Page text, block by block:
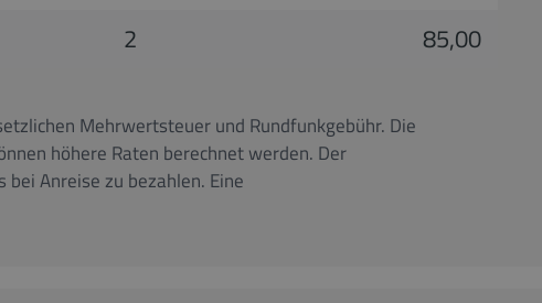
2 85,00
Mehrwertsteuer und Rundfunkgebühr. Die
höhere Raten berechnet werden. Der
Anreise zu bezahlen. Eine